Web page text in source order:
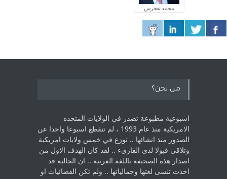
محمد هجرس
من نحن؟
اسبوعية مطبوعة تصدر في الولايات المتحده
الامريكية منذ عام 1993 ، لم ‏تنقطع اسبوعا واحدا عن
الصدور منذ انشائها .. توزع في خمس ولايات امريكية
‏وتلاقي قبولا لدى القارىء ..‏ لقد كان الهدف الاول من
اصدار هذه الصحيفة باللغة العربية .. ان الجالية قد
اخذت ‏تنسى لغتها وجمالياتها .. ولم تكن الفضائيات او